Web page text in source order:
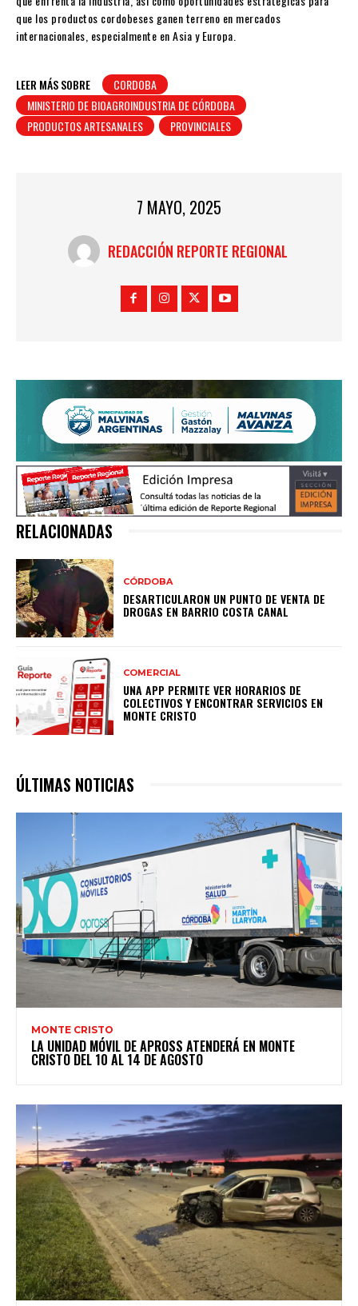
que los productos cordobeses ganen terreno en mercados
internacionales, especialmente en Asia y Europa.
LEER MÁS SOBRE
CORDOBA
MINISTERIO DE BIOAGROINDUSTRIA DE CÓRDOBA
PRODUCTOS ARTESANALES
PROVINCIALES
7 MAYO, 2025
REDACCIÓN REPORTE REGIONAL
RELACIONADAS
CÓRDOBA
DESARTICULARON UN PUNTO DE VENTA DE
DROGAS EN BARRIO COSTA CANAL
COMERCIAL
UNA APP PERMITE VER HORARIOS DE
COLECTIVOS Y ENCONTRAR SERVICIOS EN
MONTE CRISTO
ÚLTIMAS NOTICIAS
MONTE CRISTO
LA UNIDAD MÓVIL DE APROSS ATENDERÁ EN MONTE
CRISTO DEL 10 AL 14 DE AGOSTO